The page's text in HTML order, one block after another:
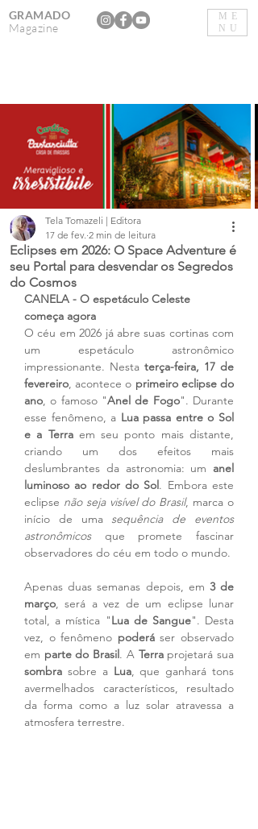
ME
NU
GRAMADO
Magazine
Eclipses em 2026: O Space Adventure é
seu Portal para desvendar os Segredos
do Cosmos
Tela Tomazeli | Editora
17 de fev. 2 min de leitura
CANELA - O espetáculo Celeste
começa agora
O céu em 2026 já abre suas cortinas com
um espetáculo astronômico
impressionante. Nesta terça-feira, 17 de
fevereiro, acontece o primeiro eclipse do
ano, o famoso "Anel de Fogo". Durante
esse fenômeno, a Lua passa entre o Sol
e a Terra em seu ponto mais distante,
criando um dos efeitos mais
deslumbrantes da astronomia: um anel
luminoso ao redor do Sol. Embora este
eclipse não seja visível do Brasil, marca o
início de uma sequência de eventos
astronômicos que promete fascinar
observadores do céu em todo o mundo.
Apenas duas semanas depois, em 3 de
março, será a vez de um eclipse lunar
total, a mística "Lua de Sangue". Desta
vez, o fenômeno poderá ser observado
em parte do Brasil. A Terra
sombra sobre a Lua, que ganhará tons
avermelhados característicos, resultado
da forma como a luz solar atravessa a
atmosfera terrestre.